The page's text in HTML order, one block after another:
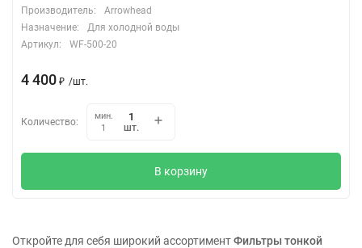
Производитель:
Arrowhead
Назначение:
Для холодной воды
Артикул:
WF-500-20
4 400 ₽ /шт.
Количество:
мин.
1
шт.
В корзину
Откройте для себя широкий ассортиментФильтры тонкой